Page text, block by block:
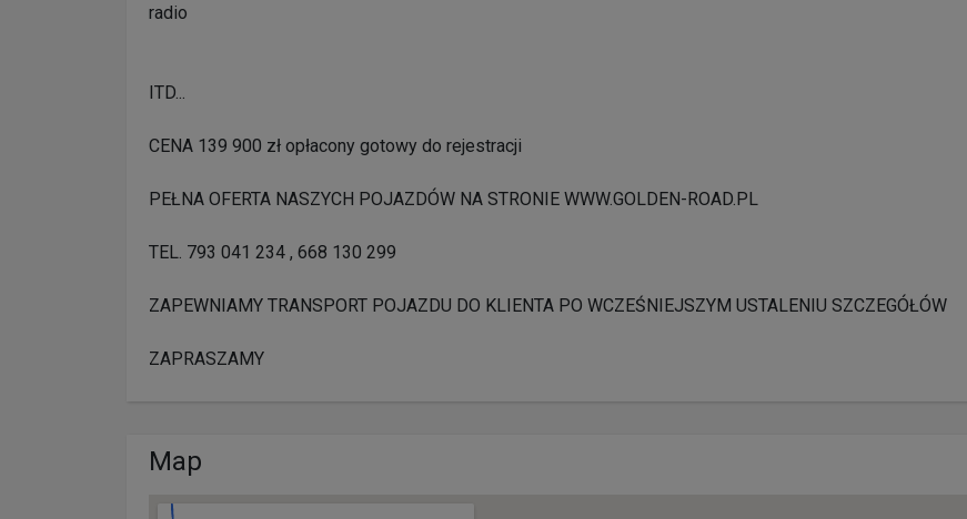
radio
ITD...
CENA 139 900 zł opłacony gotowy do rejestracji
PEŁNA OFERTA NASZYCH POJAZDÓW NA STRONIE WWW.GOLDEN-ROAD.PL
TEL. 793 041 234 , 668 130 299
ZAPEWNIAMY TRANSPORT POJAZDU DO KLIENTA PO WCZEŚNIEJSZYM USTALENIU SZCZEGÓŁÓW
ZAPRASZAMY
Map